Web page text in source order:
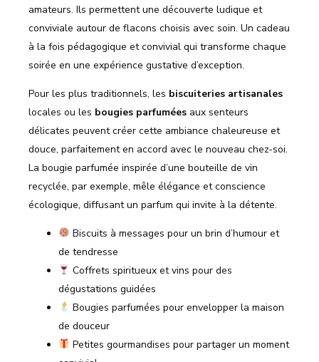
amateurs. Ils permettent une découverte ludique et
conviviale autour de flacons choisis avec soin. Un cadeau
à la fois pédagogique et convivial qui transforme chaque
soirée en une expérience gustative d’exception.
Pour les plus traditionnels, les biscuiteries artisanales
locales ou les bougies parfumées aux senteurs
délicates peuvent créer cette ambiance chaleureuse et
douce, parfaitement en accord avec le nouveau chez-soi.
La bougie parfumée inspirée d’une bouteille de vin
recyclée, par exemple, mêle élégance et conscience
écologique, diffusant un parfum qui invite à la détente.
Biscuits à messages pour un brin d’humour et
de tendresse
Coffrets spiritueux et vins pour des
dégustations guidées
Bougies parfumées pour envelopper la maison
de douceur
Petites gourmandises pour partager un moment